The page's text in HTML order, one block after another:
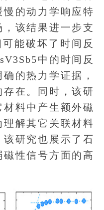
的动力学响应特
该结果进一步支
能破坏了时间反
中的时间反
的热力学证据，
在。同时，该研
料中产生额外磁
解其它关联材料
研究也展示了石
性信号方面的高